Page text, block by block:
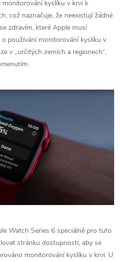
monitorování kyslíku v krvi k
což naznačuje, že neexistují žádné
zdravím, které Apple musí
používání monitorování kyslíku v
v „určitých zemích a regionech“,
Watch Series 6 speciálně pro tuto
stránku dostupnosti, aby se
monitorování kyslíku v krvi. U